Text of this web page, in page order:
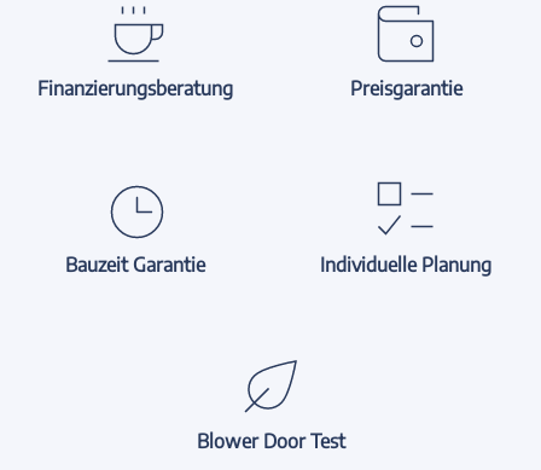
Finanzierungsberatung Preisgarantie
Bauzeit Garantie Individuelle Planung
Blower Door Test